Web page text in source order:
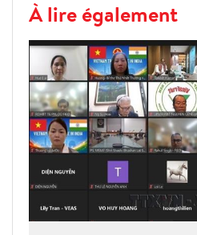
À lire également